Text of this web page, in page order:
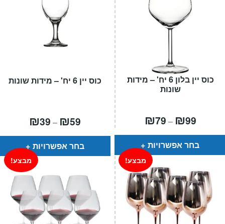
כוס יין 6 יח' – מידות שונות
₪39 – ₪59
⁦₪39⁩
עד
בחר אפשרויות
כוס יין בלון 6 יח' – מידות
שונות
₪79 – ₪99טווח
מחירים:
⁦₪79⁩
עד
בחר אפשרויות
מבצע! מבצע!